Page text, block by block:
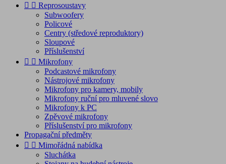
  Reprosoustavy
Subwoofery
Policové
Centry (středové reproduktory)
Sloupové
Příslušenství
  Mikrofony
Podcastové mikrofony
Nástrojové mikrofony
Mikrofony pro kamery, mobily
Mikrofony ruční pro mluvené slovo
Mikrofony k PC
Zpěvové mikrofony
Příslušenství pro mikrofony
Propagační předměty
  Mimořádná nabídka
Sluchátka